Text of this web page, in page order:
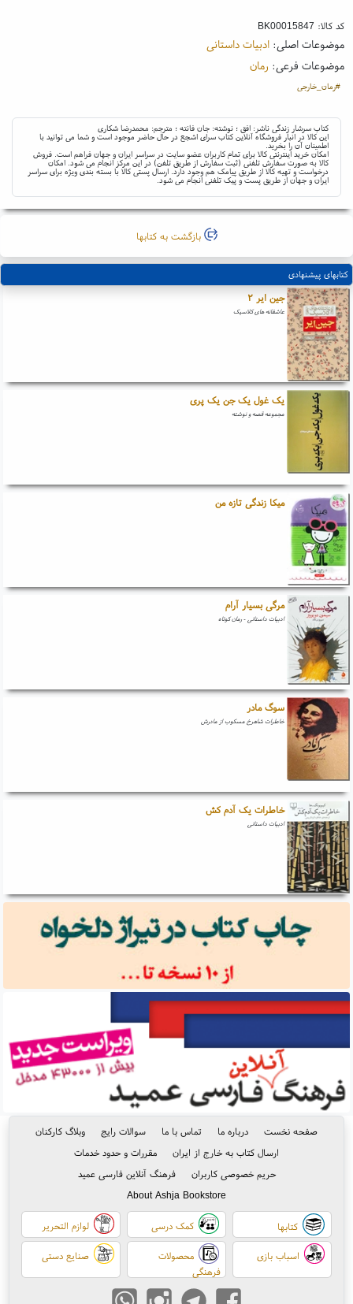
کد کالا: BK00015847
موضوعات اصلی:ادبیات داستانی
موضوعات فرعی: رمان
#رمان_خارجی
کتاب سرشار زندگی ناشر: افق ؛ نوشته: جان فانته ؛ مترجم: محمدرضا شکاری
این کالا در انبار فروشگاه آنلاین کتاب سرای اشجع در حال حاضر موجود است و شما می توانید با
اطمینان آن را بخرید.
امکان خرید اینترنتی کالا برای تمام کاربران عضو سایت در سراسر ایران و جهان فراهم است. فروش
کالا به صورت سفارش تلفنی (ثبت سفارش از طریق تلفن) در این مرکز انجام می شود. امکان
درخواست و تهیه کالا از طریق پیامک هم وجود دارد. ارسال پستی کالا با بسته بندی ویژه برای سراسر
ایران و جهان از طریق پست و پیک تلفنی انجام می شود.
بازگشت به کتابها
کتابهای پیشنهادی
جین ایر ۲
عاشقانه های کلاسیک
یک غول یک جن یک پری
مجموعه قصه و نوشته
میکا زندگی تازه من
مرگی بسیار آرام
ادبیات داستانی - رمان کوتاه
سوگ مادر
خاطرات شاهرخ مسکوب از مادرش
خاطرات یک آدم کش
ادبیات داستانی
صفحه نخست درباره ما تماس با ما سوالات رایج
وبلاگ کارکنان
ارسال کتاب به خارج از ایران
مقررات و حدود خدمات
حریم خصوصی کاربران
فرهنگ آنلاین فارسی عمید
About Ashja Bookstore
کتابها کمک درسی لوازم التحریر
اسباب بازی
محصولات
فرهنگی
صنایع دستی